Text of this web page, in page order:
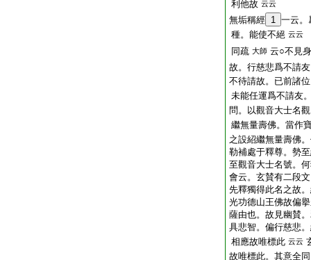
利他故 云云
無垢稱經 1 一云。
種。能使不絕 云云
同疏 大師 云○不見
故。行慈悲爲不請
不待請故。已前諸
未能任運爲不請友
問。以觀音大士名
繼無量壽佛。當作
之設紹繼無量壽佛
勒補處于釋尊。勢
至觀音大士名號。
會云。玄賛有二段
先釋獨得此名之故
光功德山王佛故偏
薩由也。故見幽賛
具悲智。偏行慈悲
相應故唯標此 云云
故唯標此。其意全